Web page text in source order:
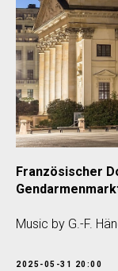
Französischer
Music by G.-F.
2025-05-31 20:00